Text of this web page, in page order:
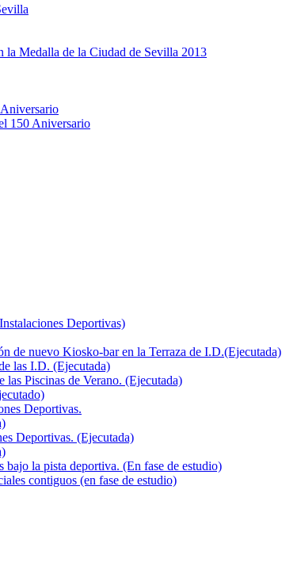
Medalla de la Ciudad de Sevilla 2013
150 Aniversario
Deportivas)
de nuevo Kiosko-bar en la Terraza de I.D.(Ejecutada)
las I.D. (Ejecutada)
Piscinas de Verano. (Ejecutada)
Deportivas.
Deportivas. (Ejecutada)
bajo la pista deportiva. (En fase de estudio)
contiguos (en fase de estudio)